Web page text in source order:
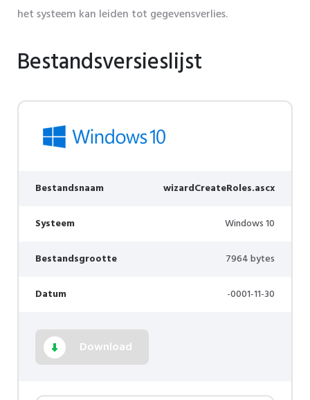
het systeem kan leiden tot gegevensverlies.
Bestandsversieslijst
Bestandsnaam wizardCreateRoles.ascx
Systeem Windows 10
Bestandsgrootte 7964 bytes
Datum -0001-11-30
Download